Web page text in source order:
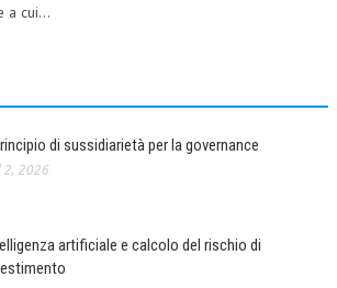
E STATUTO
2015
a cui...
di sussidiarietà per la governance
2, 2026
artificiale e calcolo del rischio di